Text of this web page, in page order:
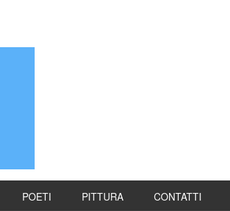
POETI PITTURA CONTATTI